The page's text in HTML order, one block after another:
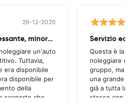
26-12-2020
Nel complesso, incessante, minore singhiozzo
un'auto
Tuttavia,
era disponibile
disponibile per
della
scoperto che
Servizio
Questa è la
noleggiare
gruppo, ma
una grande
già a tutta la
stesso con